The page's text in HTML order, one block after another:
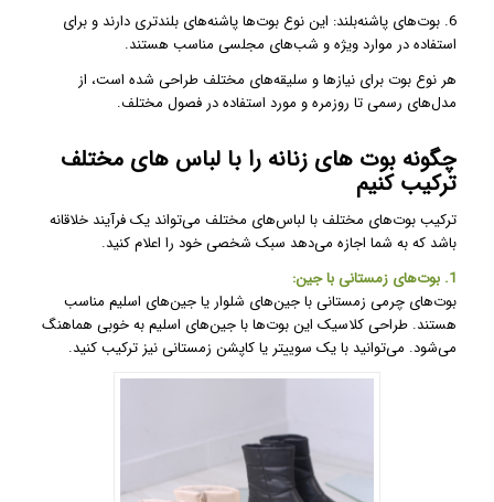
6. بوت‌های پاشنه‌بلند: این نوع بوت‌ها پاشنه‌های بلندتری دارند و برای
استفاده در موارد ویژه و شب‌های مجلسی مناسب هستند.
هر نوع بوت برای نیازها و سلیقه‌های مختلف طراحی شده است، از
مدل‌های رسمی تا روزمره و مورد استفاده در فصول مختلف.
چگونه بوت های زنانه را با لباس های مختلف
ترکیب کنیم
ترکیب بوت‌های مختلف با لباس‌های مختلف می‌تواند یک فرآیند خلاقانه
باشد که به شما اجازه می‌دهد سبک شخصی خود را اعلام کنید.
1. بوت‌های زمستانی با جین:
بوت‌های چرمی زمستانی با جین‌های شلوار یا جین‌های اسلیم مناسب
هستند. طراحی کلاسیک این بوت‌ها با جین‌های اسلیم به خوبی هماهنگ
می‌شود. می‌توانید با یک سوییتر یا کاپشن زمستانی نیز ترکیب کنید.